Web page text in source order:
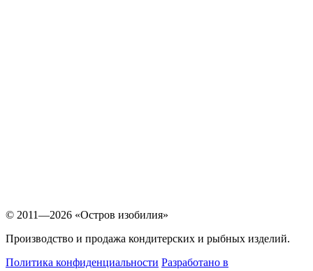
© 2011—2026 «Остров изобилия»
Производство и продажа кондитерских и рыбных изделий.
Политика конфиденциальности Разработано в